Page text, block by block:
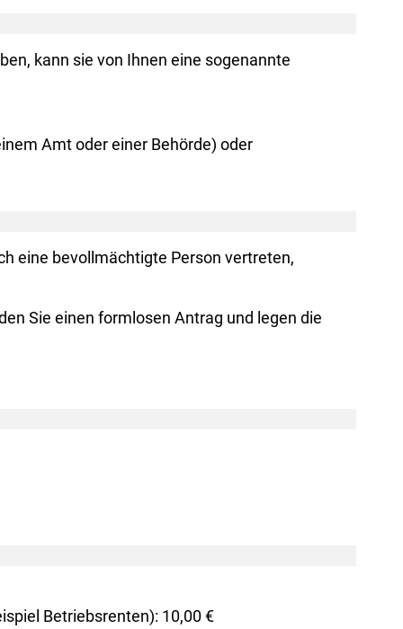
kann sie von Ihnen eine sogenannte
Amt oder einer Behörde) oder
eine bevollmächtigte Person vertreten,
Sie einen formlosen Antrag und legen die
Betriebsrenten): 10,00 €